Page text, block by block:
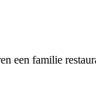
een familie